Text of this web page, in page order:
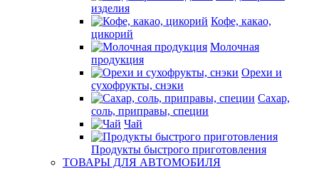
изделия
Кофе, какао,
цикорий
Молочная
продукция
Орехи и
сухофрукты, снэки
Сахар,
соль, приправы, специи
Чай
Продукты быстрого приготовления
ТОВАРЫ ДЛЯ АВТОМОБИЛЯ